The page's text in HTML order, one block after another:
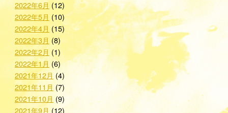
2022年6月 (12)
2022年5月 (10)
2022年4月 (15)
2022年3月 (8)
2022年2月 (1)
2022年1月 (6)
2021年12月 (4)
2021年11月 (7)
2021年10月 (9)
2021年9月 (12)